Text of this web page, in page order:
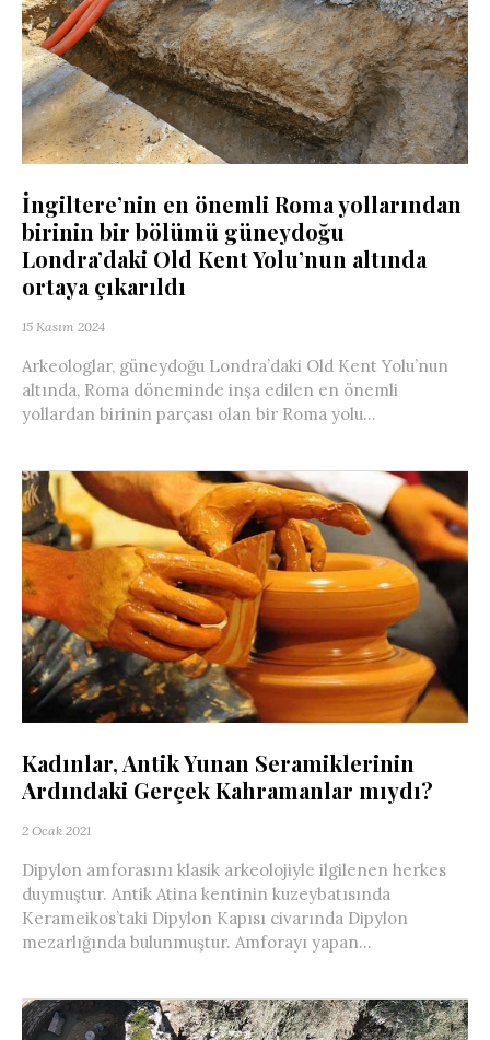
İngiltere’nin en önemli Roma yollarından
birinin bir bölümü güneydoğu
Londra’daki Old Kent Yolu’nun altında
ortaya çıkarıldı
15 Kasım 2024
Arkeologlar, güneydoğu Londra’daki Old Kent Yolu’nun
altında, Roma döneminde inşa edilen en önemli
yollardan birinin parçası olan bir Roma yolu...
Kadınlar, Antik Yunan Seramiklerinin
Ardındaki Gerçek Kahramanlar mıydı?
2 Ocak 2021
Dipylon amforasını klasik arkeolojiyle ilgilenen herkes
duymuştur. Antik Atina kentinin kuzeybatısında
Kerameikos’taki Dipylon Kapısı civarında Dipylon
mezarlığında bulunmuştur. Amforayı yapan...